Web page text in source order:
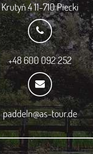
Krutyń 4 11-710 Piecki
+48 600 092 252
paddeln@as-tour.de